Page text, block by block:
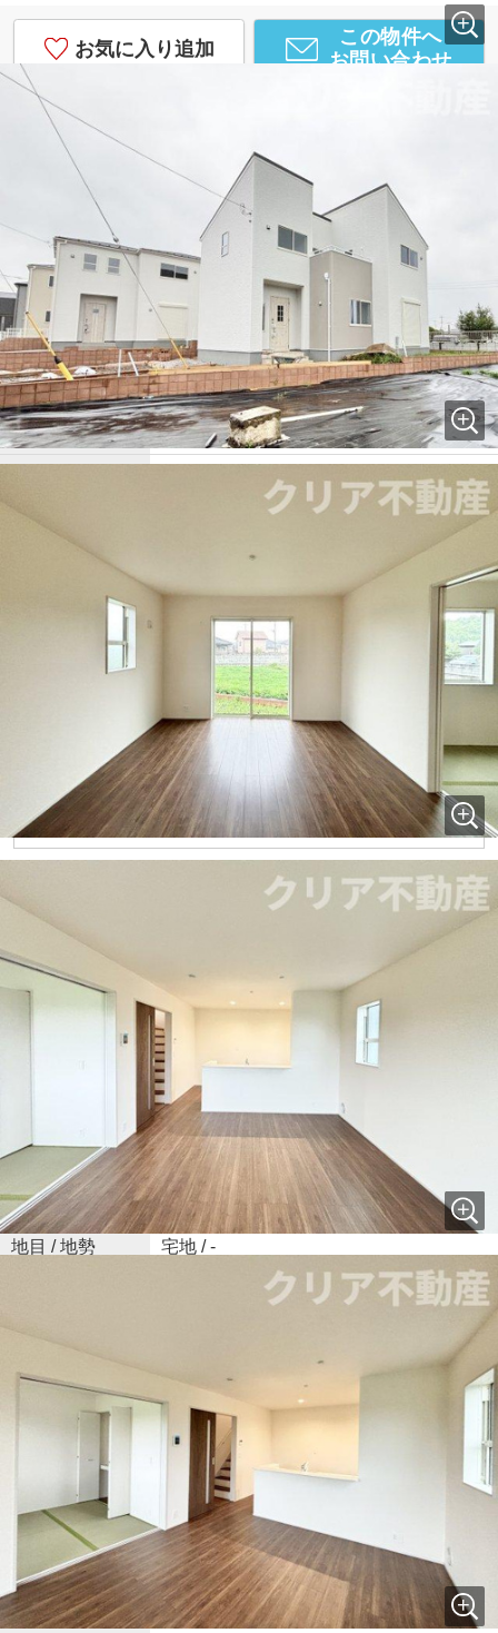
お気に入り追加
この物件へ
お問い合わせ
基本情報
2,290万円
6.3万円/月
間取り / 詳細 4LDK
建物面積(坪数) 105.16㎡(31.81坪)
向き -
築年月 2026年 5月(予定)
種別 / 構造 新築一戸建 / 木造
樋越町
■住宅ローンについて
クリア不動産は、住宅ローンの知識と経験
が豊富な不動産会社です。シングル、勤続
が短い、契約社員、派遣社員、自己資金が
少ない、離婚前提、借入がある方などの住
宅ローンのサポート経験が豊富です。
■空家相談や不動産相続相談について
クリア不動産は空家問題や相続問題の相談実績が豊富ですの
で、お気軽にご相談ください。
この物件へ
お問い合わせ
物件概要
駐車場 /
有(3台) / 0円
所有権
土地面積(坪数) 180.78㎡(54.68坪)
私道負担面積 /
セットバック
- / 無
地目 / 地勢 宅地 / -
一方(西 公道 4.7m)
建ぺい率 /
無指定
非線引区域
2階建
総区画数 /
販売区画数
6区画 / -
現況 未完成